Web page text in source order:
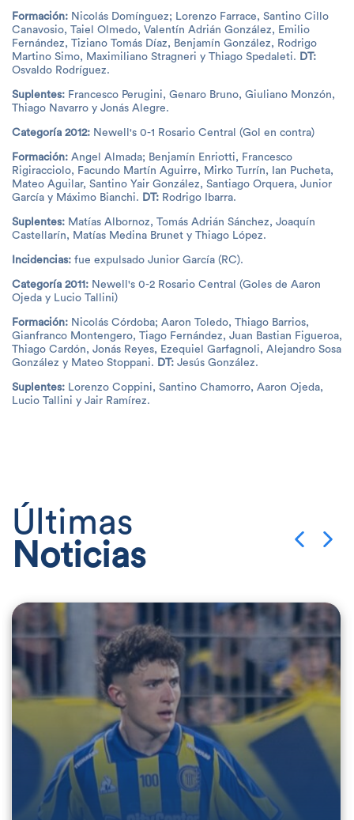
Formación: Nicolás Domínguez; Lorenzo Farrace, Santino Cillo
Canavosio, Taiel Olmedo, Valentín Adrián González, Emilio
Fernández, Tiziano Tomás Díaz, Benjamín González, Rodrigo
Martino Simo, Maximiliano Stragneri y Thiago Spedaleti. DT:
Osvaldo Rodríguez.
Suplentes: Francesco Perugini, Genaro Bruno, Giuliano Monzón,
Thiago Navarro y Jonás Alegre.
Categoría 2012: Newell's 0-1 Rosario Central (Gol en contra)
Formación: Angel Almada; Benjamín Enriotti, Francesco
Rigiracciolo, Facundo Martín Aguirre, Mirko Turrín, Ian Pucheta,
Mateo Aguilar, Santino Yair González, Santiago Orquera, Junior
García y Máximo Bianchi. DT: Rodrigo Ibarra.
Suplentes: Matías Albornoz, Tomás Adrián Sánchez, Joaquín
Castellarín, Matías Medina Brunet y Thiago López.
Incidencias: fue expulsado Junior García (RC).
Categoría 2011: Newell's 0-2 Rosario Central (Goles de Aaron
Ojeda y Lucio Tallini)
Formación: Nicolás Córdoba; Aaron Toledo, Thiago Barrios,
Gianfranco Montengero, Tiago Fernández, Juan Bastian Figueroa,
Thiago Cardón, Jonás Reyes, Ezequiel Garfagnoli, Alejandro Sosa
González y Mateo Stoppani. DT: Jesús González.
Suplentes: Lorenzo Coppini, Santino Chamorro, Aaron Ojeda,
Lucio Tallini y Jair Ramírez.
Últimas
Noticias